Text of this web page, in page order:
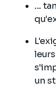
...
un